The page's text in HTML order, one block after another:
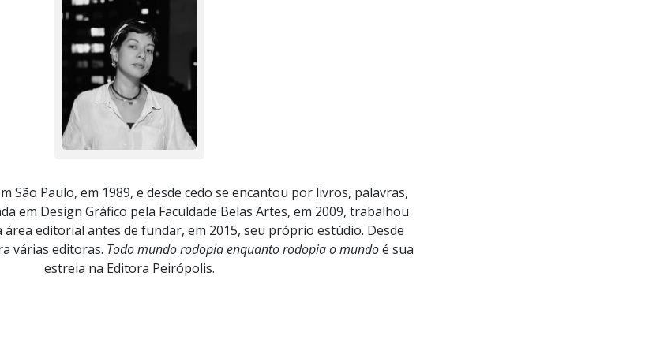
São Paulo, em 1989, e desde cedo se encantou por livros, palavras,
em Design Gráfico pela Faculdade Belas Artes, em 2009, trabalhou
editorial antes de fundar, em 2015, seu próprio estúdio. Desde
várias editoras. Todo mundo rodopia enquanto rodopia o mundoé sua
estreia na Editora Peirópolis.